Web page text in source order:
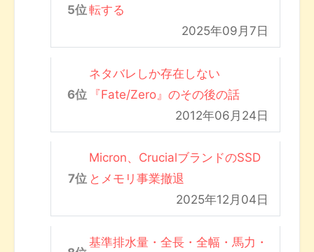
転する
2025年09月7日
ネタバレしか存在しない
『Fate/Zero』のその後の話
2012年06月24日
Micron、CrucialブランドのSSD
とメモリ事業撤退
2025年12月04日
基準排水量・全長・全幅・馬力・